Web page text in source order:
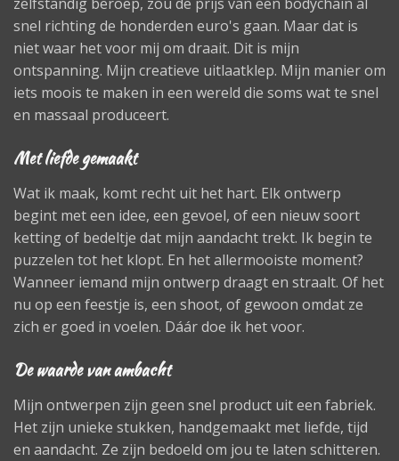
snel richting de honderden euro's gaan. Maar dat is
niet waar het voor mij om draait. Dit is mijn
ontspanning. Mijn creatieve uitlaatklep. Mijn manier om
iets moois te maken in een wereld die soms wat te snel
en massaal produceert.
Met liefde gemaakt
Wat ik maak, komt recht uit het hart. Elk ontwerp
begint met een idee, een gevoel, of een nieuw soort
ketting of bedeltje dat mijn aandacht trekt. Ik begin te
puzzelen tot het klopt. En het allermooiste moment?
Wanneer iemand mijn ontwerp draagt en straalt. Of het
nu op een feestje is, een shoot, of gewoon omdat ze
zich er goed in voelen. Dáár doe ik het voor.
De waarde van ambacht
Mijn ontwerpen zijn geen snel product uit een fabriek.
Het zijn unieke stukken, handgemaakt met liefde, tijd
en aandacht. Ze zijn bedoeld om jou te laten schitteren.